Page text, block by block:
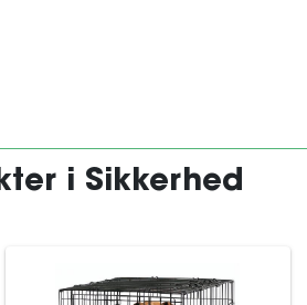
i Sikkerhed